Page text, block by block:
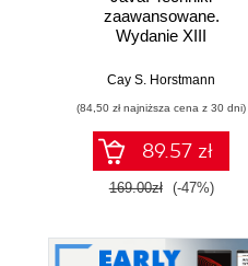
zaawansowane.
Wydanie XIII
Cay S. Horstmann
(84,50 zł najniższa cena z 30 dni)
89.57 zł
169.00zł (-47%)